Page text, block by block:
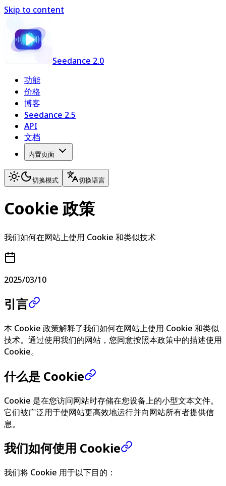
Skip to content
Seedance 2.0
功能
价格
博客
Seedance 2.5
API
文档
内置页面
切换模式 切换语言
Cookie 政策
我们如何在网站上使用 Cookie 和类似技术
2025/03/10
引言
本 Cookie 政策解释了我们如何在网站上使用 Cookie 和类似
技术。通过使用我们的网站，您同意按照本政策中的描述使用
Cookie。
什么是 Cookie
Cookie 是在您访问网站时存储在您设备上的小型文本文件。
它们被广泛用于使网站更高效地运行并向网站所有者提供信
息。
我们如何使用 Cookie
我们将 Cookie 用于以下目的：